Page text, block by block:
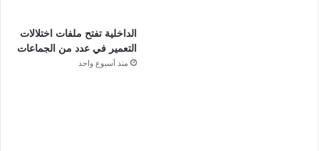
الداخلية تفتح ملفات اختلالات
التعمير في عدد من الجماعات
منذ أسبوع واحد